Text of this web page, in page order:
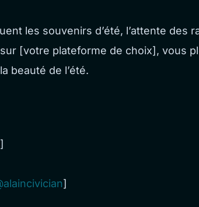
les souvenirs d’été, l’attente des
[votre plateforme de choix], vous
beauté de l’été.
]